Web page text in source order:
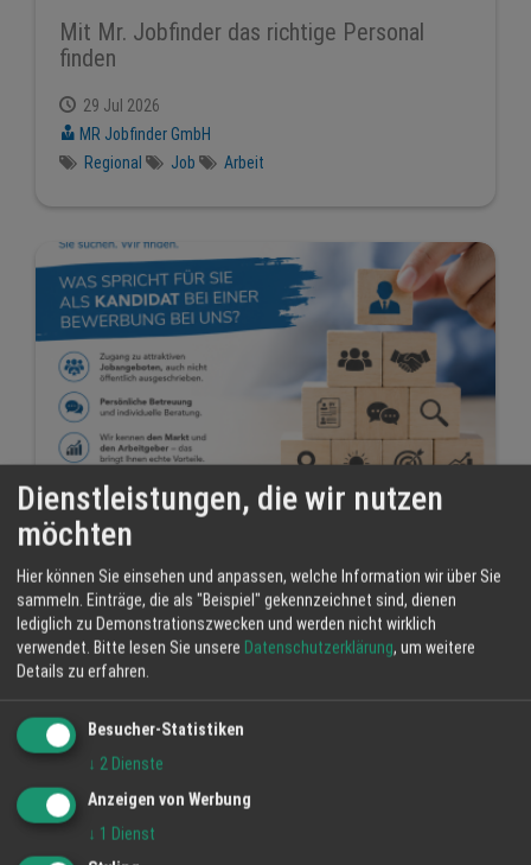
Mit Mr. Jobfinder das richtige Personal
finden
29 Jul 2026
MR Jobfinder GmbH
Regional
Job Arbeit
Personal Regional
23 Jul 2026
MR Jobfinder GmbH
Dienstleistungen, die wir nutzen
möchten
Hier können Sie einsehen und anpassen, welche Information wir über Sie
sammeln. Einträge, die als "Beispiel" gekennzeichnet sind, dienen
lediglich zu Demonstrationszwecken und werden nicht wirklich
verwendet. Bitte lesen Sie unsere Datenschutzerklärung, um weitere
Details zu erfahren.
Besucher-Statistiken
↓ 2 Dienste
Anzeigen von Werbung
↓ 1 Dienst